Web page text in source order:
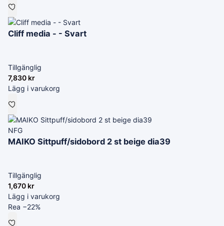
Cliff media - - Svart
Tillgänglig
7,830 kr
Lägg i varukorg
NFG
MAIKO Sittpuff/sidobord 2 st beige dia39
Tillgänglig
1,670 kr
Lägg i varukorg
Rea −22%